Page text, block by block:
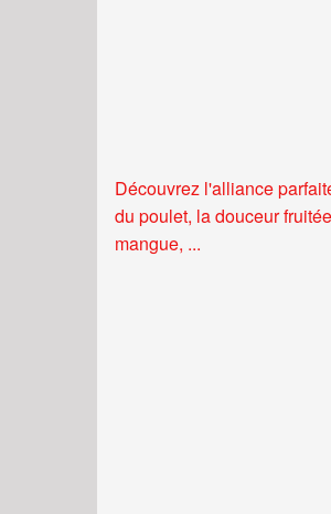
Découvrez l'alliance
du poulet, la douceur
mangue, ...